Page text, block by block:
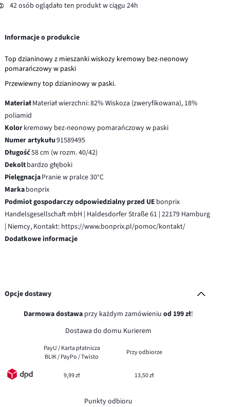
42 osób oglądało ten produkt w ciągu 24h
Informacje o produkcie
Top dzianinowy z mieszanki wiskozy kremowy bez-neonowy
pomarańczowy w paski
Przewiewny top dzianinowy w paski.
MateriałMateriał wierzchni: 82% Wiskoza (zweryfikowana), 18%
poliamid
Kolorkremowy bez-neonowy pomarańczowy w paski
Numer artykułu91589495
Długość58 cm (w rozm. 40/42)
Dekoltbardzo głęboki
PielęgnacjaPranie w pralce 30°C
Markabonprix
Podmiot gospodarczy odpowiedzialny przed UE bonprix
Handelsgesellschaft mbH | Haldesdorfer Straße 61 | 22179 Hamburg
| Niemcy, Kontakt: https://www.bonprix.pl/pomoc/kontakt/
Dodatkowe informacje
Opcje dostawy
Darmowa dostawaprzy każdym zamówieniu od 199 zł!
Dostawa do domu Kurierem
PayU / Karta płatnicza
BLIK / PayPo / Twisto
Przy odbiorze
9,99 zł 13,50 zł
Punkty odbioru